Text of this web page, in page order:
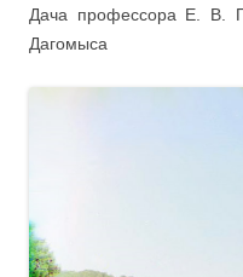
Дача профессора Е. В.
Дагомыса